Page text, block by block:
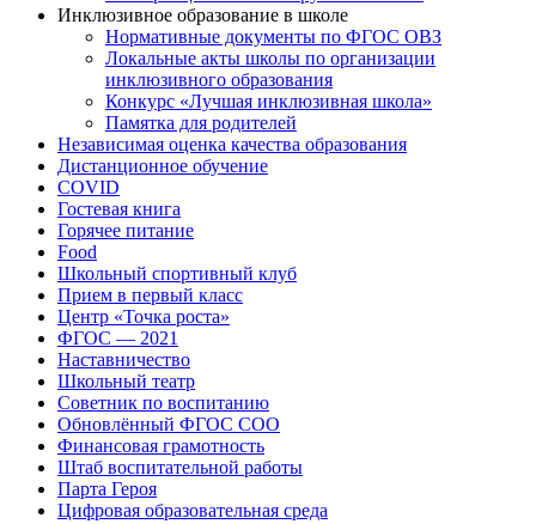
Инклюзивное образование в школе
Нормативные документы по ФГОС ОВЗ
Локальные акты школы по организации
инклюзивного образования
Конкурс «Лучшая инклюзивная школа»
Памятка для родителей
Независимая оценка качества образования
Дистанционное обучение
COVID
Гостевая книга
Горячее питание
Food
Школьный спортивный клуб
Прием в первый класс
Центр «Точка роста»
ФГОС — 2021
Наставничество
Школьный театр
Советник по воспитанию
Обновлённый ФГОС СОО
Финансовая грамотность
Штаб воспитательной работы
Парта Героя
Цифровая образовательная среда